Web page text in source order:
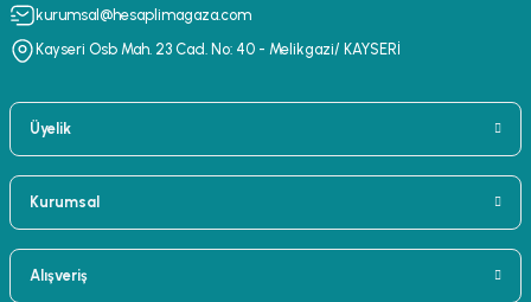
kurumsal@hesaplimagaza.com
Kayseri Osb Mah. 23 Cad. No: 40 - Melikgazi/ KAYSERİ
Üyelik
Kurumsal
Alışveriş